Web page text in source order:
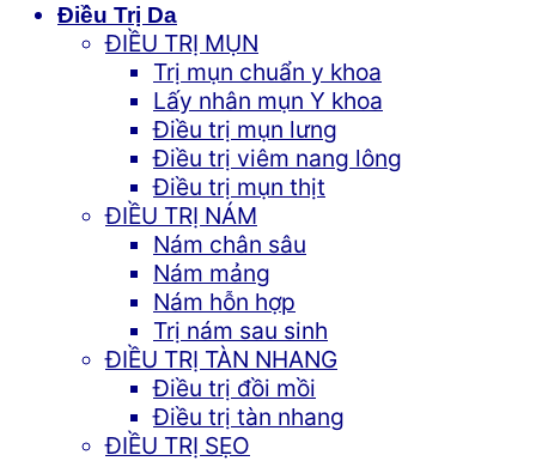
Điều Trị Da
ĐIỀU TRỊ MỤN
Trị mụn chuẩn y khoa
Lấy nhân mụn Y khoa
Điều trị mụn lưng
Điều trị viêm nang lông
Điều trị mụn thịt
ĐIỀU TRỊ NÁM
Nám chân sâu
Nám mảng
Nám hỗn hợp
Trị nám sau sinh
ĐIỀU TRỊ TÀN NHANG
Điều trị đồi mồi
Điều trị tàn nhang
ĐIỀU TRỊ SẸO